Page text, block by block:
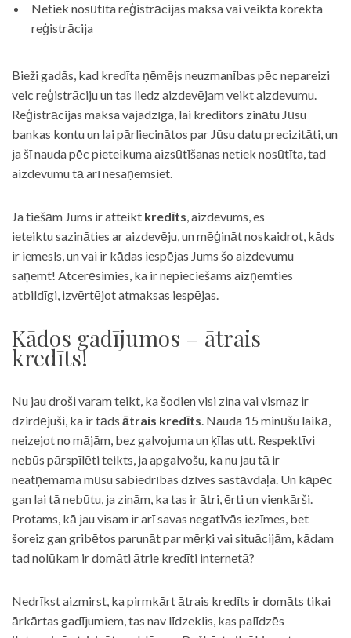
Netiek nosūtīta reģistrācijas maksa vai veikta korekta
reģistrācija
Bieži gadās, kad kredīta ņēmējs neuzmanības pēc nepareizi
veic reģistrāciju un tas liedz aizdevējam veikt aizdevumu.
Reģistrācijas maksa vajadzīga, lai kreditors zinātu Jūsu
bankas kontu un lai pārliecinātos par Jūsu datu precizitāti, un
ja šī nauda pēc pieteikuma aizsūtīšanas netiek nosūtīta, tad
aizdevumu tā arī nesaņemsiet.
Ja tiešām Jums ir atteikt kredīts, aizdevums, es
ieteiktu sazināties ar aizdevēju, un mēģināt noskaidrot, kāds
ir iemesls, un vai ir kādas iespējas Jums šo aizdevumu
saņemt! Atcerēsimies, ka ir nepieciešams aizņemties
atbildīgi, izvērtējot atmaksas iespējas.
Kādos gadījumos – ātrais
kredīts!
Nu jau droši varam teikt, ka šodien visi zina vai vismaz ir
dzirdējuši, ka ir tāds ātrais kredīts. Nauda 15 minūšu laikā,
neizejot no mājām, bez galvojuma un ķīlas utt. Respektīvi
nebūs pārspīlēti teikts, ja apgalvošu, ka nu jau tā ir
neatņemama mūsu sabiedrības dzīves sastāvdaļa. Un kāpēc
gan lai tā nebūtu, ja zinām, ka tas ir ātri, ērti un vienkārši.
Protams, kā jau visam ir arī savas negatīvās iezīmes, bet
šoreiz gan gribētos parunāt par mērķi vai situācijām, kādam
tad nolūkam ir domāti ātrie kredīti internetā?
Nedrīkst aizmirst, ka pirmkārt ātrais kredīts ir domāts tikai
ārkārtas gadījumiem, tas nav līdzeklis, kas palīdzēs